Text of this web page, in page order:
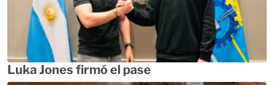
Luka Jones firmó el pase